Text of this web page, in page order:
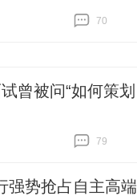
70
曾被问“如何策划
79
强势抢占自主高端